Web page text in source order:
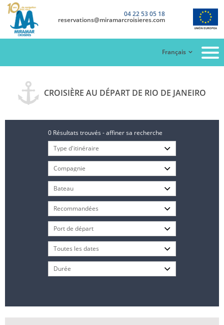
04 22 53 05 18
reservations@miramarcroisieres.com
Français
CROISIÈRE AU DÉPART DE RIO DE JANEIRO
0 Résultats trouvés - affiner sa recherche